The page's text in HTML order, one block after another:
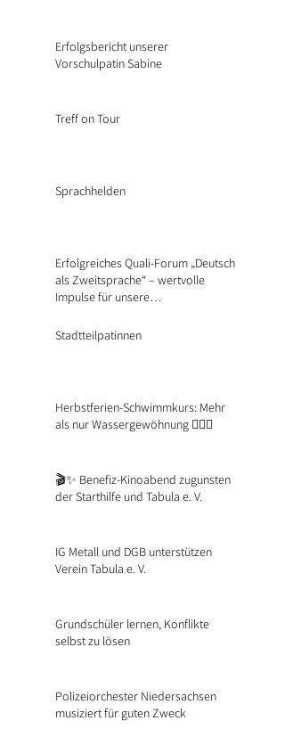
Erfolgsbericht unserer
Vorschulpatin Sabine
Treff on Tour
Sprachhelden
Erfolgreiches Quali-Forum „Deutsch
als Zweitsprache“ – wertvolle
Impulse für unsere
Stadtteilpatinnen
Herbstferien-Schwimmkurs: Mehr
als nur Wassergewöhnung 🏊‍♂️🐸
🎬✨ Benefiz-Kinoabend zugunsten
der Starthilfe und Tabula e. V.
IG Metall und DGB unterstützen
Verein Tabula e. V.
Grundschüler lernen, Konflikte
selbst zu lösen
Polizeiorchester Niedersachsen
musiziert für guten Zweck